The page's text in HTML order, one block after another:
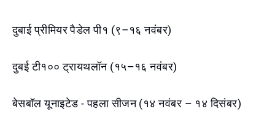
दुबाई प्रीमियर पैडेल पी१ (९–१६ नवंबर)
दुबई टी१०० ट्रायथलॉन (१५–१६ नवंबर)
बेसबॉल यूनाइटेड - पहला सीजन (१४ नवंबर – १४ दिसंबर)